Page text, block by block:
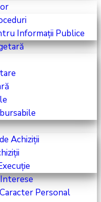
Informații Publice
Achiziții
Personal